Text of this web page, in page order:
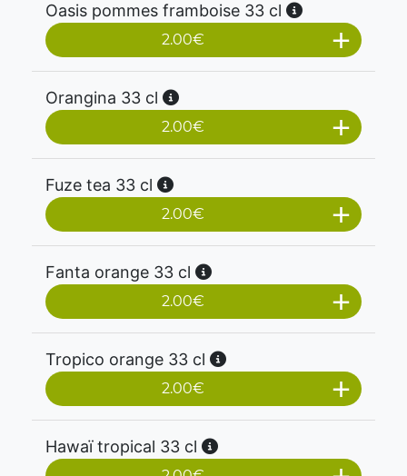
Oasis pommes framboise 33 cl
2.00€
Orangina 33 cl
2.00€
Fuze tea 33 cl
2.00€
Fanta orange 33 cl
2.00€
Tropico orange 33 cl
2.00€
Hawaï tropical 33 cl